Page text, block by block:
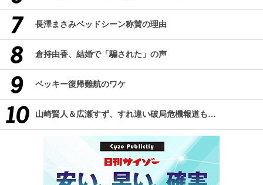
長澤まさみベッドシーン称賛の理由
倉持由香、結婚で「騙された」の声
ベッキー復帰難航のワケ
山崎賢人＆広瀬すず、すれ違い破局危機報道も…